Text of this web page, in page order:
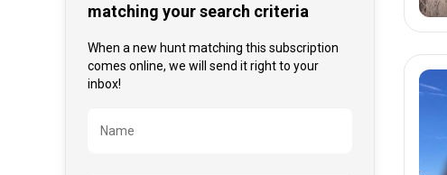
matching your search criteria
When a new hunt matching this subscription
comes online, we will send it right to your
inbox!
Bezeichnung
Name